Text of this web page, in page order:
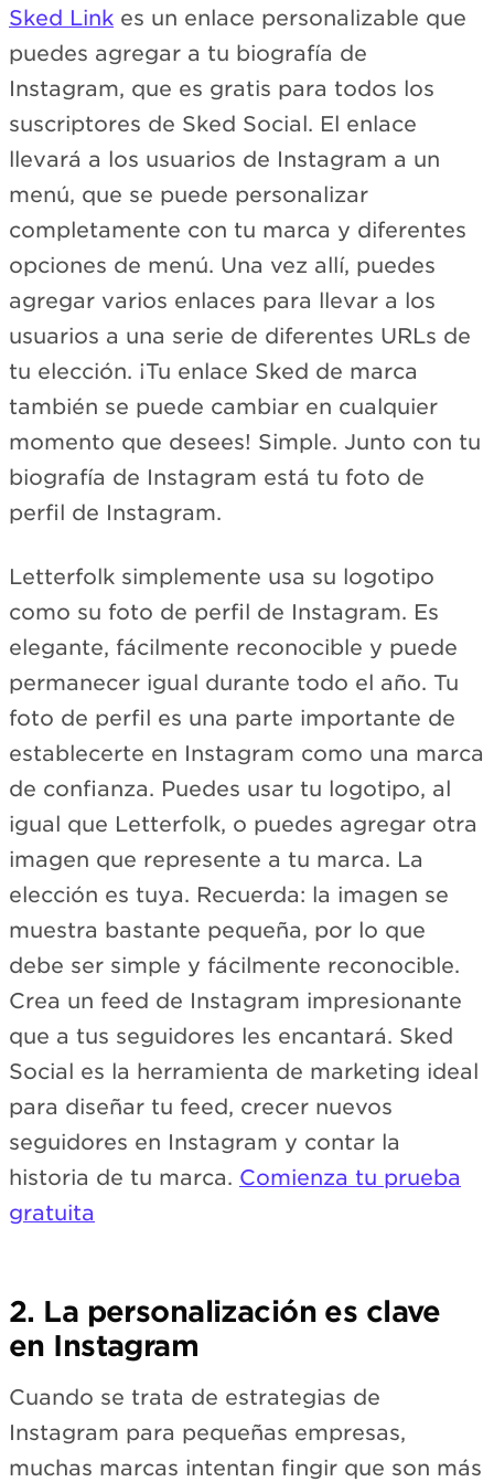
Sked Link es un enlace personalizable que
puedes agregar a tu biografía de
Instagram, que es gratis para todos los
suscriptores de Sked Social. El enlace
llevará a los usuarios de Instagram a un
menú, que se puede personalizar
completamente con tu marca y diferentes
opciones de menú. Una vez allí, puedes
agregar varios enlaces para llevar a los
usuarios a una serie de diferentes URLs de
tu elección. ¡Tu enlace Sked de marca
también se puede cambiar en cualquier
momento que desees! Simple. Junto con tu
biografía de Instagram está tu foto de
perfil de Instagram.
Letterfolk simplemente usa su logotipo
como su foto de perfil de Instagram. Es
elegante, fácilmente reconocible y puede
permanecer igual durante todo el año. Tu
foto de perfil es una parte importante de
establecerte en Instagram como una marca
de confianza. Puedes usar tu logotipo, al
igual que Letterfolk, o puedes agregar otra
imagen que represente a tu marca. La
elección es tuya. Recuerda: la imagen se
muestra bastante pequeña, por lo que
debe ser simple y fácilmente reconocible.
Crea un feed de Instagram impresionante
que a tus seguidores les encantará. Sked
Social es la herramienta de marketing ideal
para diseñar tu feed, crecer nuevos
seguidores en Instagram y contar la
historia de tu marca. Comienza tu prueba
gratuita
2. La personalización es clave
en Instagram
Cuando se trata de estrategias de
Instagram para pequeñas empresas,
muchas marcas intentan fingir que son más